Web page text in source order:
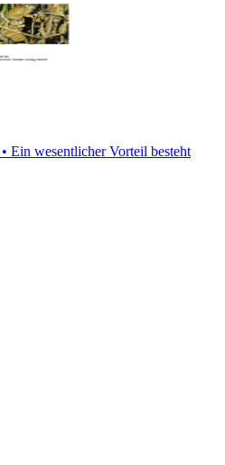
Ein wesentlicher Vorteil besteht